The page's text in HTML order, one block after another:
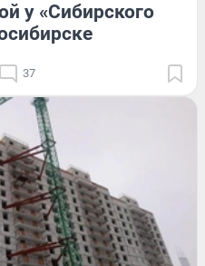
у «Сибирского
37